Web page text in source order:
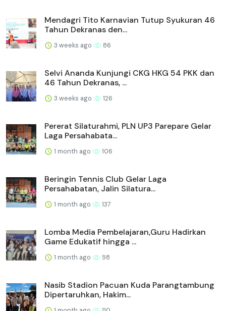
Mendagri Tito Karnavian Tutup Syukuran 46
Tahun Dekranas den...
3 weeks ago 86
Selvi Ananda Kunjungi CKG HKG 54 PKK dan
46 Tahun Dekranas, ...
3 weeks ago 126
Pererat Silaturahmi, PLN UP3 Parepare Gelar
Laga Persahabata...
1 month ago 106
Beringin Tennis Club Gelar Laga
Persahabatan, Jalin Silatura...
1 month ago 137
Lomba Media Pembelajaran,Guru Hadirkan
Game Edukatif hingga ...
1 month ago 98
Nasib Stadion Pacuan Kuda Parangtambung
Dipertaruhkan, Hakim...